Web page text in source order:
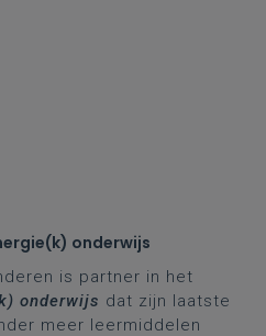
onderwijs
is partner in het
onderwijs dat zijn laatste
meer leermiddelen